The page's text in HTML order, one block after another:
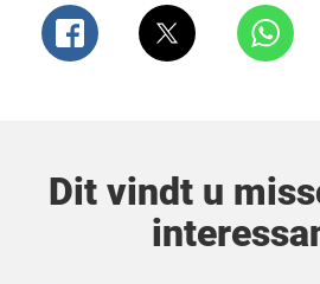
Dit vindt u